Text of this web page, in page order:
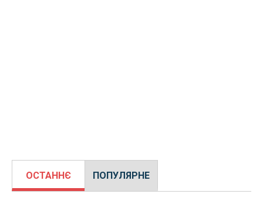
ОСТАННЄ ПОПУЛЯРНЕ